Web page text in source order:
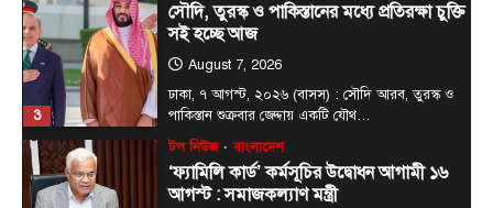
3
সৌদি, তুরস্ক ও পাকিস্তানের মধ্যে প্রতিরক্ষা চুক্তি
সই হচ্ছে আজ
August 7, 2026
ঢাকা, ৭ আগস্ট, ২০২৬ (বাসস) : সৌদি আরব, তুরস্ক ও
পাকিস্তান শুক্রবার জেদ্দায় একটি যৌথ…
টপ নিউজ বাংলাদেশ
‘ফ্যামিলি কার্ড’ কর্মসূচির উদ্বোধন আগামী ১৬
আগস্ট : সমাজকল্যাণ মন্ত্রী